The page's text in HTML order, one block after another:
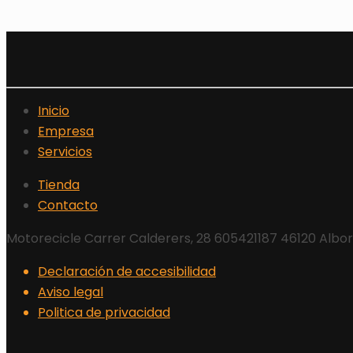
Inicio
Empresa
Servicios
Tienda
Contacto
Motorecicle Carrer Calderers, 28 605421187 46120
Declaración de accesibilidad
Aviso legal
Politica de privacidad